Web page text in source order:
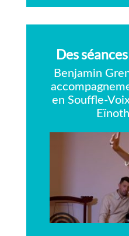
Des
Benjamin
en Souffle-